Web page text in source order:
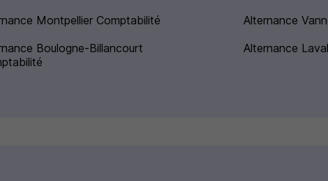
Montpellier Comptabilité
Alternance
Boulogne-Billancourt
Alternance